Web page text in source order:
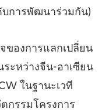
การพัฒนาร่วมกัน)
ของการแลกเปลี่ยน
ะหว่างจีน-อาเซียน
ในฐานะเวที
กรรมโครงการ